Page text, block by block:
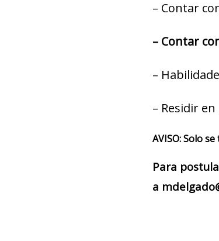
– Contar
– Contar
–
– Residir
AVISO: Solo
Para
a